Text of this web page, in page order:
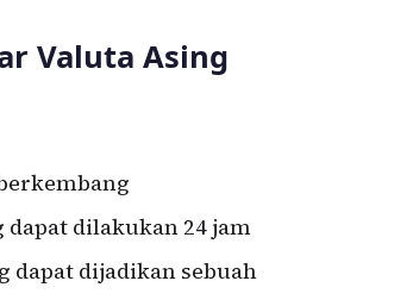
Valuta Asing
dilakukan 24 jam
dapat dijadikan sebuah